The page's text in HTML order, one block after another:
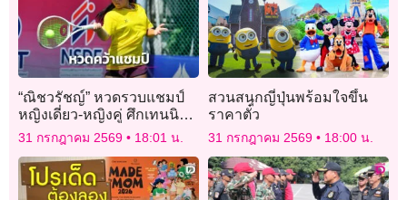
“ณิชวรัชญ์” หวดรวบแชมป์
หญิงเดี่ยว-หญิงคู่ ศึกเทนนิส
“เอเชียน โฟร์ทีน” สนาม 4
31 กรกฎาคม 2569 18:01 น.
สวนสนุกญี่ปุ่นพร้อมใจขึ้น
ราคาตั๋ว
31 กรกฎาคม 2569 18:00 น.